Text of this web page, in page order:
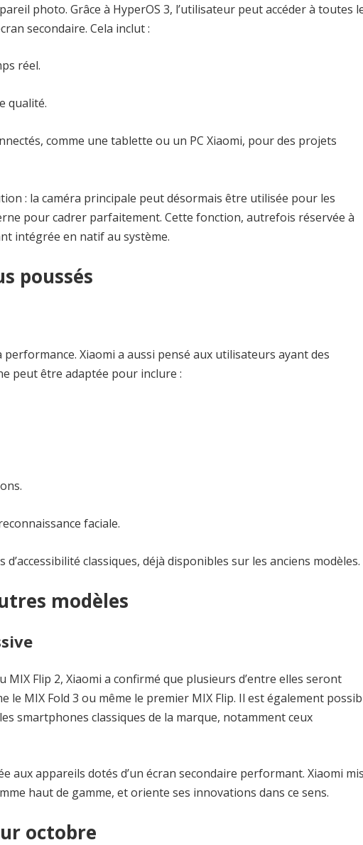
photo. Grâce à HyperOS 3, l’utilisateur peut accéder à toutes
secondaire. Cela inclut :
réel.
qualité.
comme une tablette ou un PC Xiaomi, pour des projets
: la caméra principale peut désormais être utilisée pour les
pour cadrer parfaitement. Cette fonction, autrefois réservée à
intégrée en natif au système.
poussés
performance. Xiaomi a aussi pensé aux utilisateurs ayant des
peut être adaptée pour inclure :
faciale.
classiques, déjà disponibles sur les anciens modèles.
modèles
MIX Flip 2, Xiaomi a confirmé que plusieurs d’entre elles seront
le MIX Fold 3 ou même le premier MIX Flip. Il est également
smartphones classiques de la marque, notamment ceux
aux appareils dotés d’un écran secondaire performant. Xiaomi
haut de gamme, et oriente ses innovations dans ce sens.
octobre